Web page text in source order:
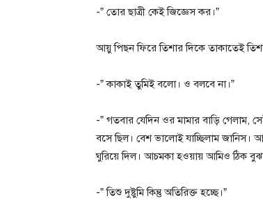
-” তোর ছাত্রী কেই জিজ্ঞেস কর।”
আয়ু পিছন ফিরে তিশার দিকে তাকাতেই
-” কাকাই তুমিই বলো। ও বলবে না।”
-” গতবার যেদিন ওর মামার বাড়ি গেলাম,
বসে ছিল। বেশ ভালোই যাচ্ছিলাম জানিস।
ঘুরিয়ে দিল। আচমকা হওয়ায় আমিও ঠিক
-” তিশু দুষ্টুমি কিন্তু অতিরিক্ত হচ্ছে।”